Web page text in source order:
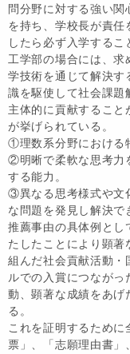
問分野に対する強い
を持ち、学校長が責
したら必ず入学するこ
工学部の場合には、
学技術を通じて解決す
識を駆使して社会課題
主体的に貢献するこ
が挙げられている。
①理数系分野における
②明晰で柔軟な思考力
する能力。
③異なる思考様式や文
な問題を発見し解決で
推薦事由の具体例とし
たしたことにより顕著
組んだ社会貢献活動・
ルでの入賞につなが
動、顕著な成績をあげ
る。
これを証明するため
票」、「志願理由書」